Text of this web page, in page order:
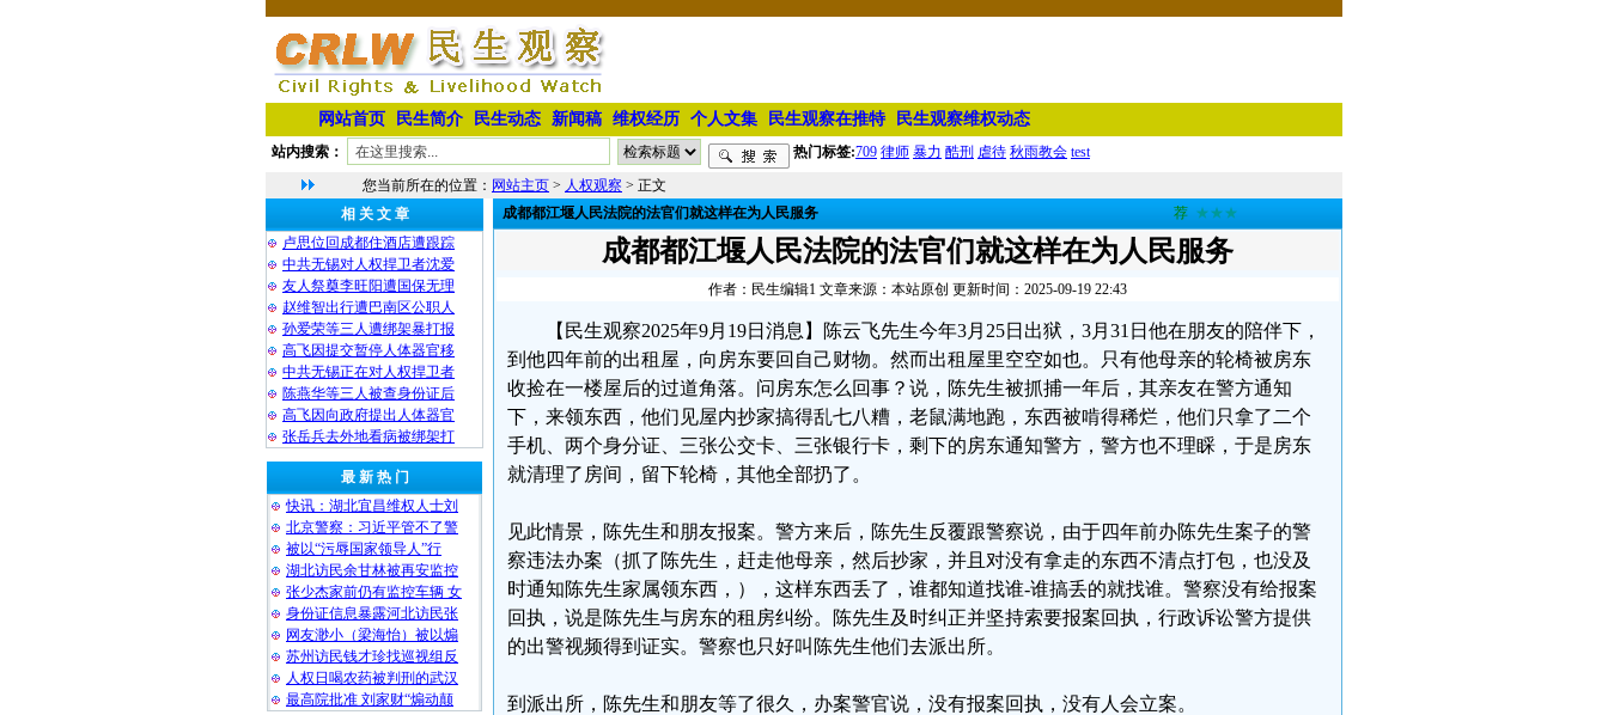
网站首页 民生简介 民生动态 新闻稿 维权经历 个人文集 民生观察在推特 民生观察维权动态
站内搜索： 热门标签:709 律师 暴力 酷刑 虐待 秋雨教会 test
您当前所在的位置： 网站主页 > 人权观察 > 正文
相 关 文 章
卢思位回成都住酒店遭跟踪
中共无锡对人权捍卫者沈爱
友人祭奠李旺阳遭国保无理
赵维智出行遭巴南区公职人
孙爱荣等三人遭绑架暴打报
高飞因提交暂停人体器官移
中共无锡正在对人权捍卫者
陈燕华等三人被查身份证后
高飞因向政府提出人体器官
张岳兵去外地看病被绑架打
最 新 热 门
快讯：湖北宜昌维权人士刘
北京警察：习近平管不了警
被以“污辱国家领导人”行
湖北访民余甘林被再安监控
张少杰家前仍有监控车辆 女
身份证信息暴露河北访民张
网友渺小（梁海怡）被以煽
苏州访民钱才珍找巡视组反
人权日喝农药被判刑的武汉
最高院批准 刘家财“煽动颠
成都都江堰人民法院的法官们就这样在为人民服务 荐 ★★★
成都都江堰人民法院的法官们就这样在为人民服务
作者：民生编辑1 文章来源：本站原创 更新时间：2025-09-19 22:43
【民生观察2025年9月19日消息】陈云飞先生今年3月25日出狱，3月31日他在朋友的陪伴下，
到他四年前的出租屋，向房东要回自己财物。然而出租屋里空空如也。只有他母亲的轮椅被房东
收捡在一楼屋后的过道角落。问房东怎么回事？说，陈先生被抓捕一年后，其亲友在警方通知
下，来领东西，他们见屋内抄家搞得乱七八糟，老鼠满地跑，东西被啃得稀烂，他们只拿了二个
手机、两个身分证、三张公交卡、三张银行卡，剩下的房东通知警方，警方也不理睬，于是房东
就清理了房间，留下轮椅，其他全部扔了。
见此情景，陈先生和朋友报案。警方来后，陈先生反覆跟警察说，由于四年前办陈先生案子的警
察违法办案（抓了陈先生，赶走他母亲，然后抄家，并且对没有拿走的东西不清点打包，也没及
时通知陈先生家属领东西，），这样东西丢了，谁都知道找谁-谁搞丢的就找谁。警察没有给报案
回执，说是陈先生与房东的租房纠纷。陈先生及时纠正并坚持索要报案回执，行政诉讼警方提供
的出警视频得到证实。警察也只好叫陈先生他们去派出所。
到派出所，陈先生和朋友等了很久，办案警官说，没有报案回执，没有人会立案。